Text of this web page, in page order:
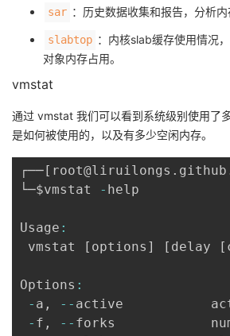
​​sar​ ：历史数据收集和报告，分析内
​​slabtop ：内核slab缓存使用情况
对象内存占用。
vmstat
通过 vmstat 我们可以看到系统级别使用了
是如何被使用的，以及有多少空闲内存。
┌──[ root@liruilongs . github
└─$vmstat
- help
Usage :
vmstat
[ options ] [ delay [
Options :
- a , -- active
- f , -- forks